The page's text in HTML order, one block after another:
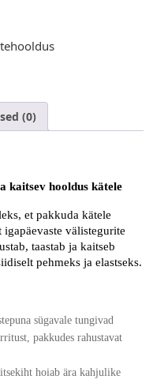
(0)
kaitsev hooldus kätele
et pakkuda kätele
välistegurite
taastab ja kaitseb
pehmeks ja elastseks.
sügavale tungivad
pakkudes rahustavat
hoiab ära kahjulike